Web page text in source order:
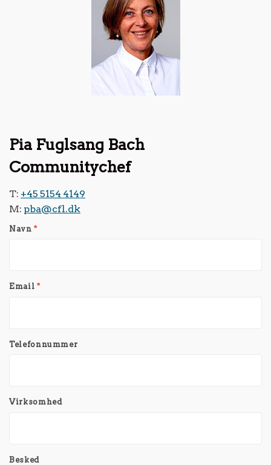
Pia Fuglsang Bach
Communitychef
T: +45 5154 4149
M: pba@cfl.dk
Navn*
Email *
Telefonnummer
Virksomhed
Besked